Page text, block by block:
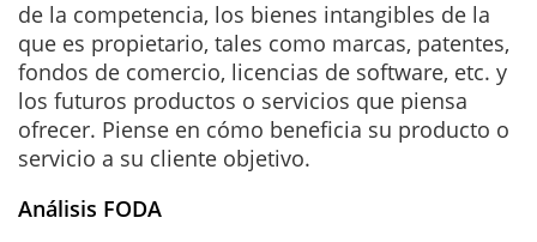
de la competencia, los bienes intangibles de la
que es propietario, tales como marcas, patentes,
fondos de comercio, licencias de software, etc. y
los futuros productos o servicios que piensa
ofrecer. Piense en cómo beneficia su producto o
servicio a su cliente objetivo.
Análisis FODA